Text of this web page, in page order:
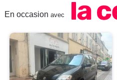
En occasion avec